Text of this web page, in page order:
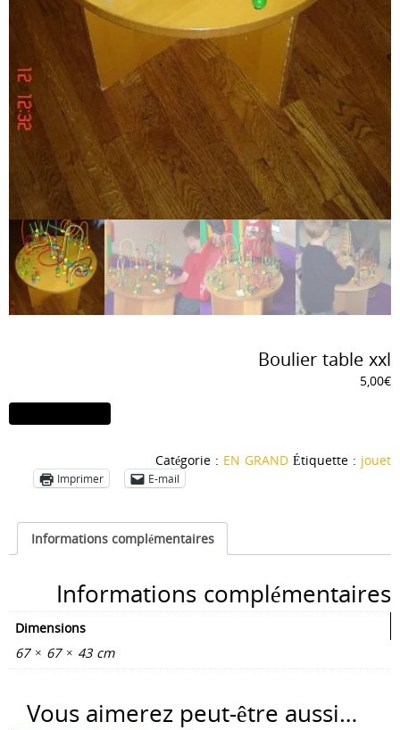
Boulier table xxl
5,00€
de
table
Catégorie : EN GRAND Étiquette : jouet
Imprimer E-mail
Informations complémentaires
Informations complémentaires
Dimensions
67 × 67 × 43 cm
Vous aimerez peut-être aussi…